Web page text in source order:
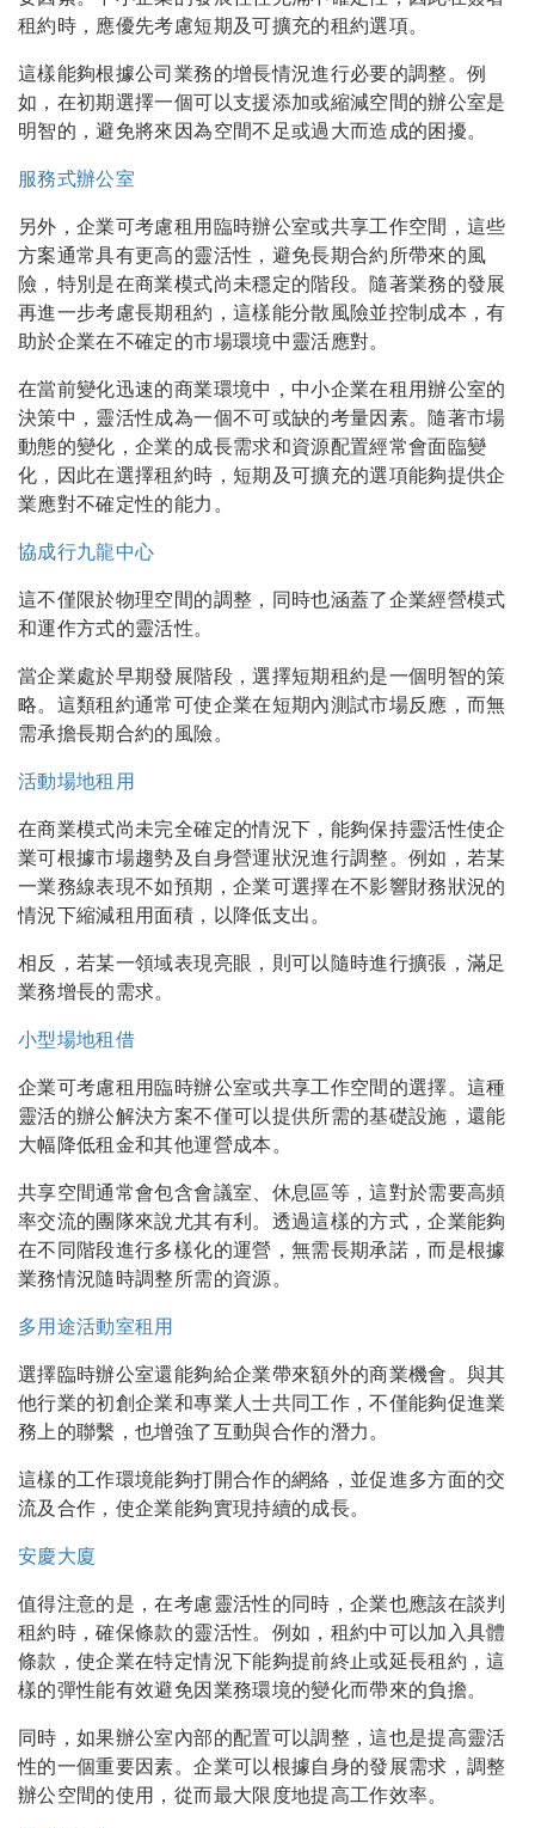
租約時，應優先考慮短期及可擴充的租約選項。
這樣能夠根據公司業務的增長情況進行必要的調整。例
如，在初期選擇一個可以支援添加或縮減空間的辦公室是
明智的，避免將來因為空間不足或過大而造成的困擾。
服務式辦公室
另外，企業可考慮租用臨時辦公室或共享工作空間，這些
方案通常具有更高的靈活性，避免長期合約所帶來的風
險，特別是在商業模式尚未穩定的階段。隨著業務的發展
再進一步考慮長期租約，這樣能分散風險並控制成本，有
助於企業在不確定的市場環境中靈活應對。
在當前變化迅速的商業環境中，中小企業在租用辦公室的
決策中，靈活性成為一個不可或缺的考量因素。隨著市場
動態的變化，企業的成長需求和資源配置經常會面臨變
化，因此在選擇租約時，短期及可擴充的選項能夠提供企
業應對不確定性的能力。
協成行九龍中心
這不僅限於物理空間的調整，同時也涵蓋了企業經營模式
和運作方式的靈活性。
當企業處於早期發展階段，選擇短期租約是一個明智的策
略。這類租約通常可使企業在短期內測試市場反應，而無
需承擔長期合約的風險。
活動場地租用
在商業模式尚未完全確定的情況下，能夠保持靈活性使企
業可根據市場趨勢及自身營運狀況進行調整。例如，若某
一業務線表現不如預期，企業可選擇在不影響財務狀況的
情況下縮減租用面積，以降低支出。
相反，若某一領域表現亮眼，則可以隨時進行擴張，滿足
業務增長的需求。
小型場地租借
企業可考慮租用臨時辦公室或共享工作空間的選擇。這種
靈活的辦公解決方案不僅可以提供所需的基礎設施，還能
大幅降低租金和其他運營成本。
共享空間通常會包含會議室、休息區等，這對於需要高頻
率交流的團隊來說尤其有利。透過這樣的方式，企業能夠
在不同階段進行多樣化的運營，無需長期承諾，而是根據
業務情況隨時調整所需的資源。
多用途活動室租用
選擇臨時辦公室還能夠給企業帶來額外的商業機會。與其
他行業的初創企業和專業人士共同工作，不僅能夠促進業
務上的聯繫，也增強了互動與合作的潛力。
這樣的工作環境能夠打開合作的網絡，並促進多方面的交
流及合作，使企業能夠實現持續的成長。
安慶大廈
值得注意的是，在考慮靈活性的同時，企業也應該在談判
租約時，確保條款的靈活性。例如，租約中可以加入具體
條款，使企業在特定情況下能夠提前終止或延長租約，這
樣的彈性能有效避免因業務環境的變化而帶來的負擔。
同時，如果辦公室內部的配置可以調整，這也是提高靈活
性的一個重要因素。企業可以根據自身的發展需求，調整
辦公空間的使用，從而最大限度地提高工作效率。